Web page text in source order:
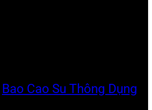
Bao Cao Su Thông Dụng